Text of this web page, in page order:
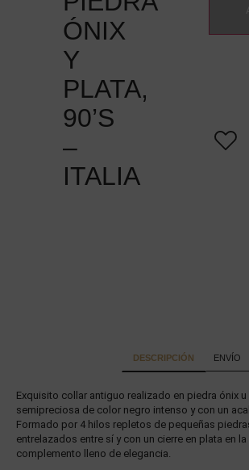
ÓNIX
Y
PLATA,
90’S
–
ITALIA
DESCRIPCIÓN ENVÍO
Exquisito collar antiguo realizado en piedra ónix
semipreciosa de color negro intenso y con un
Formado por 4 hilos repletos de pequeñas
entrelazados entre sí y con un cierre en plata en
complemento lleno de elegancia.